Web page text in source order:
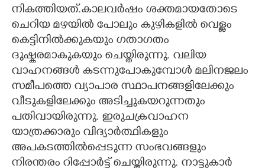
നികത്തിയത്.കാലവർഷം ശക്തമായതോടെ
ചെറിയ മഴയിൽ പോലും കുഴികളിൽ വെള്ളം
കെട്ടിനിൽക്കുകയും ഗതാഗതം
ദുഷ്കരമാകുകയും ചെയ്തിരുന്നു. വലിയ
വാഹനങ്ങൾ കടന്നുപോകുമ്പോൾ മലിനജലം
സമീപത്തെ വ്യാപാര സ്ഥാപനങ്ങളിലേക്കും
വീടുകളിലേക്കും അടിച്ചുകയറുന്നതും
പതിവായിരുന്നു. ഇരുചക്രവാഹന
യാത്രക്കാരും വിദ്യാർത്ഥികളും
അപകടത്തിൽപ്പെടുന്ന സംഭവങ്ങളും
നിരന്തരം റിപ്പോർട്ട് ചെയ്തിരുന്നു. നാട്ടുകാർ